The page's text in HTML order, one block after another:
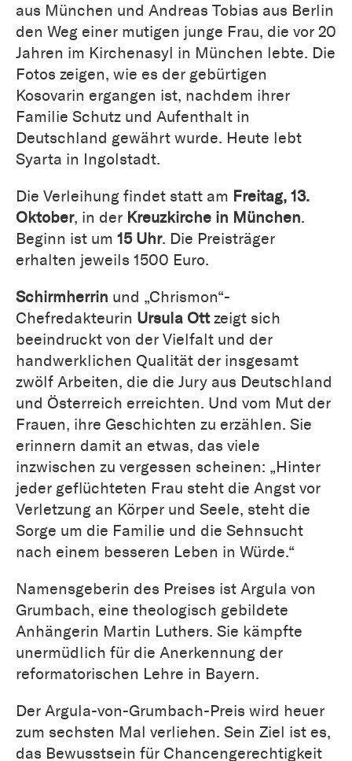
aus München und Andreas Tobias aus Berlin
den Weg einer mutigen junge Frau, die vor 20
Jahren im Kirchenasyl in München lebte. Die
Fotos zeigen, wie es der gebürtigen
Kosovarin ergangen ist, nachdem ihrer
Familie Schutz und Aufenthalt in
Deutschland gewährt wurde. Heute lebt
Syarta in Ingolstadt.
Die Verleihung findet statt am Freitag, 13.
Oktober, in der Kreuzkirche in München.
Beginn ist um 15 Uhr. Die Preisträger
erhalten jeweils 1500 Euro.
Schirmherrin und „Chrismon“-
Chefredakteurin Ursula Ottzeigt sich
beeindruckt von der Vielfalt und der
handwerklichen Qualität der insgesamt
zwölf Arbeiten, die die Jury aus Deutschland
und Österreich erreichten. Und vom Mut der
Frauen, ihre Geschichten zu erzählen. Sie
erinnern damit an etwas, das viele
inzwischen zu vergessen scheinen: „Hinter
jeder geflüchteten Frau steht die Angst vor
Verletzung an Körper und Seele, steht die
Sorge um die Familie und die Sehnsucht
nach einem besseren Leben in Würde.“
Namensgeberin des Preises ist Argula von
Grumbach, eine theologisch gebildete
Anhängerin Martin Luthers. Sie kämpfte
unermüdlich für die Anerkennung der
reformatorischen Lehre in Bayern.
Der Argula-von-Grumbach-Preis wird heuer
zum sechsten Mal verliehen. Sein Ziel ist es,
das Bewusstsein für Chancengerechtigkeit